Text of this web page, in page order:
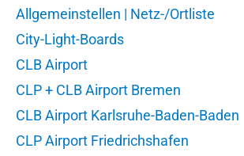
Allgemeinstellen | Netz-/Ortliste
City-Light-Boards
CLB Airport
CLP + CLB Airport Bremen
CLB Airport Karlsruhe-Baden-Baden
CLP Airport Friedrichshafen